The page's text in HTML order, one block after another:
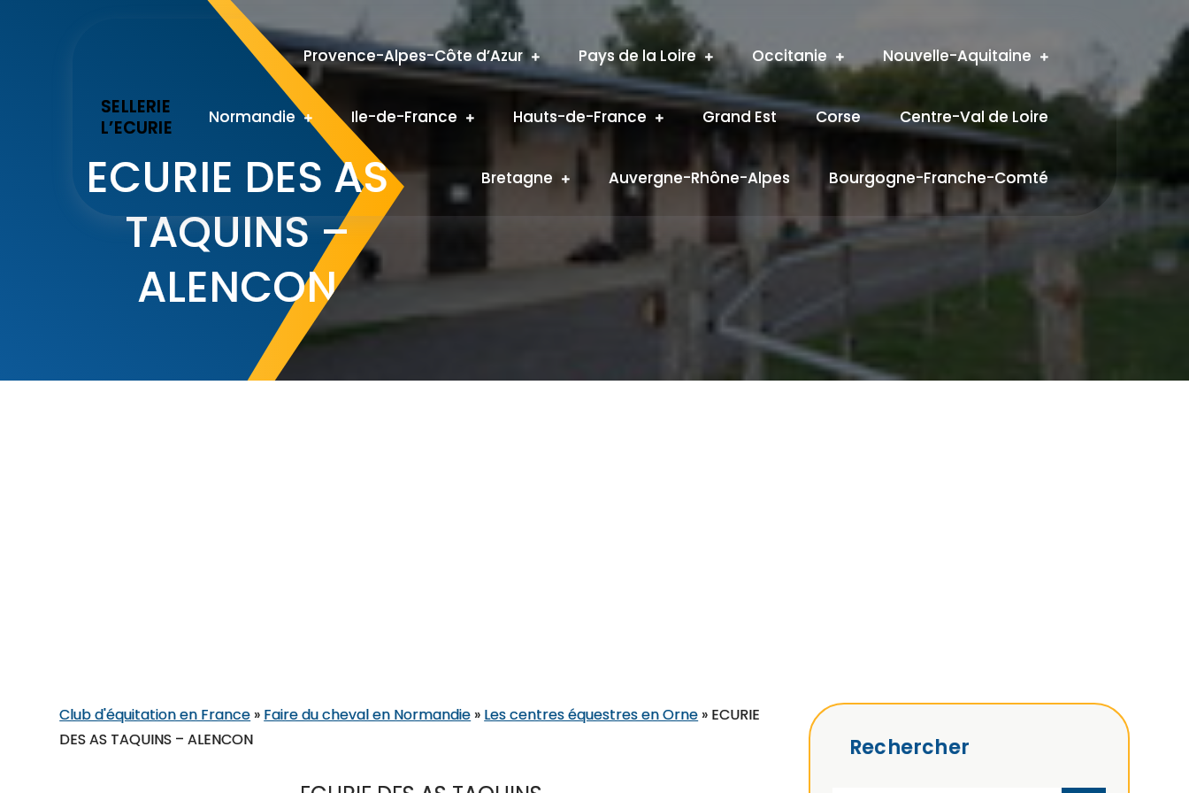
SELLERIE
L’ECURIE
Provence-Alpes-Côte d’Azur Pays de la Loire Occitanie Nouvelle-Aquitaine
Normandie Ile-de-France Hauts-de-France Grand Est Corse Centre-Val de Loire
Bretagne Auvergne-Rhône-Alpes Bourgogne-Franche-Comté
ECURIE DES AS
TAQUINS –
ALENCON
Club d'équitation en France » Faire du cheval en Normandie » Les centres équestres en Orne » ECURIE
DES AS TAQUINS – ALENCON
Rechercher